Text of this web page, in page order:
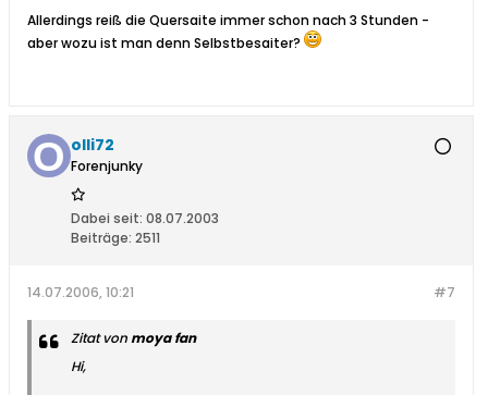
Allerdings reiß die Quersaite immer schon nach 3 Stunden -
aber wozu ist man denn Selbstbesaiter?
olli72
Forenjunky
Dabei seit: 08.07.2003
Beiträge: 2511
#7
14.07.2006, 10:21
Zitat vonmoya fan
Hi,